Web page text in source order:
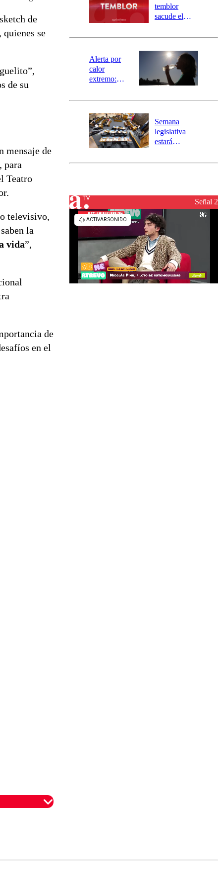
de
se
de su
mensaje de
para
Teatro
televisivo,
la
vida”,
de
en el
activa
mensajería
SAE
temblor
sacude el
revisa la
epicentro
Alerta por
calor
extremo:
activa Alerta
Preventiva en
tres comunas
Semana
legislativa
estará
el fin de la
reconstrucciónSeñal 2